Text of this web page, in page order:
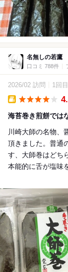
名無しの若鷹
口コミ 788件
2026/02 訪問 1回目
海苔巻き煎餅では
川崎大師の名物、
頂きました。普通
す、大師巻はどち
本能的に舌が塩味